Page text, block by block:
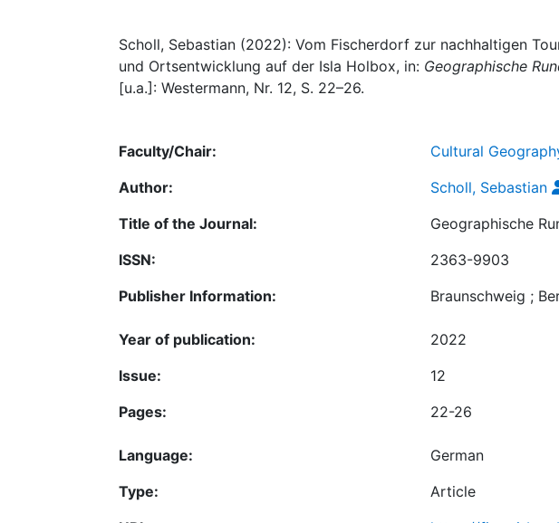
Scholl, Sebastian (2022): Vom Fischerdorf zur nachhaltigen
und Ortsentwicklung auf der Isla Holbox, in: Geographische
[u.a.]: Westermann, Nr. 12, S. 22–26.
Faculty/Chair:
Cultural
Author:
Scholl, Sebastian
Title of the Journal:
Geographische
ISSN:
2363-9903
Publisher Information:
Braunschweig ;
Year of publication:
2022
Issue:
12
Pages:
22-26
Language:
German
Type:
Article